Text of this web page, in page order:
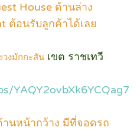
House ด้านล่าง
ต้อนรับลูกค้าได้เลย
งมักกะสัน เขต ราชเทวี
YAQY2ovbXk6YCQag7
นหน้ากว้าง มีที่จอดรถ